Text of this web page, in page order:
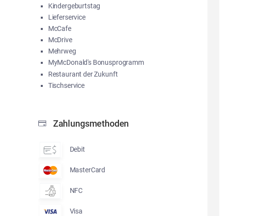
Kindergeburtstag
Lieferservice
McCafe
McDrive
Mehrweg
MyMcDonald's Bonusprogramm
Restaurant der Zukunft
Tischservice
Zahlungsmethoden
Debit
MasterCard
NFC
Visa